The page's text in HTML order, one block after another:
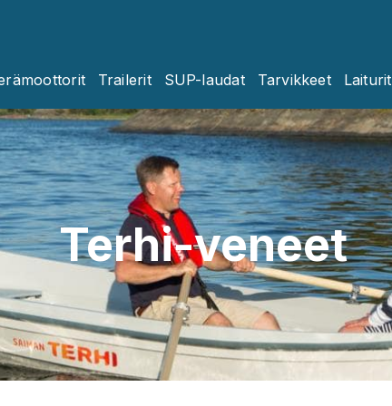
Trailerit SUP-laudat Tarvikkeet Laiturit
Terhi-veneet